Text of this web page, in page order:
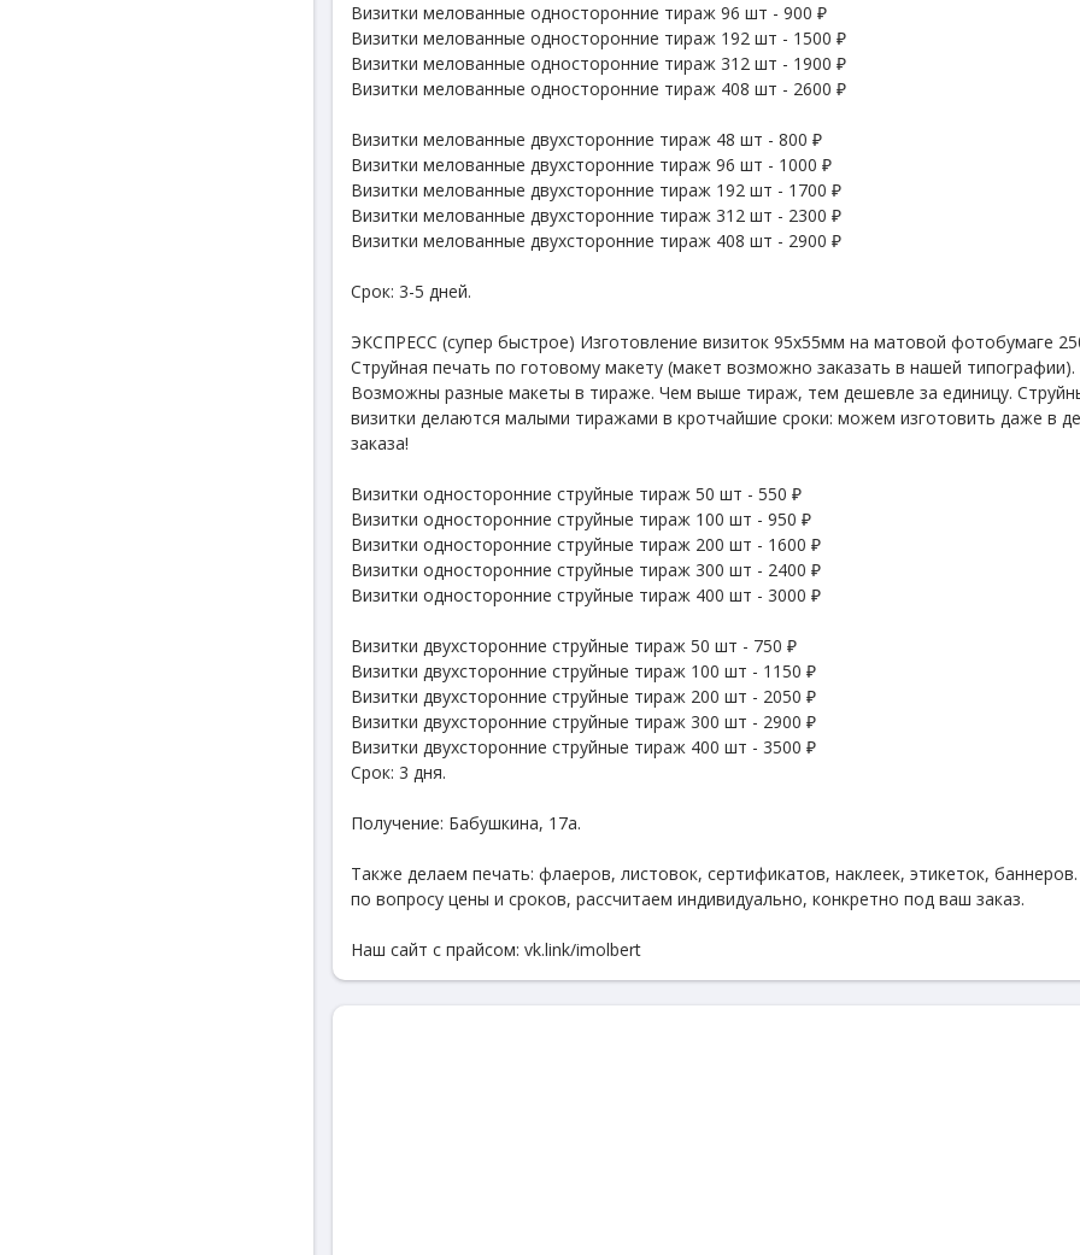
Визитки мелованные односторонние тираж 96 шт - 900 ₽
Визитки мелованные односторонние тираж 192 шт - 1500 ₽
Визитки мелованные односторонние тираж 312 шт - 1900 ₽
Визитки мелованные односторонние тираж 408 шт - 2600 ₽
Визитки мелованные двухсторонние тираж 48 шт - 800 ₽
Визитки мелованные двухсторонние тираж 96 шт - 1000 ₽
Визитки мелованные двухсторонние тираж 192 шт - 1700 ₽
Визитки мелованные двухсторонние тираж 312 шт - 2300 ₽
Визитки мелованные двухсторонние тираж 408 шт - 2900 ₽
Срок: 3-5 дней.
ЭКСПРЕСС (супер быстрое) Изготовление визиток 95х55мм на матовой фотобумаге
Струйная печать по готовому макету (макет возможно заказать в нашей типографии).
Возможны разные макеты в тираже. Чем выше тираж, тем дешевле за единицу.
визитки делаются малыми тиражами в кротчайшие сроки: можем изготовить даже в
заказа!
Визитки односторонние струйные тираж 50 шт - 550 ₽
Визитки односторонние струйные тираж 100 шт - 950 ₽
Визитки односторонние струйные тираж 200 шт - 1600 ₽
Визитки односторонние струйные тираж 300 шт - 2400 ₽
Визитки односторонние струйные тираж 400 шт - 3000 ₽
Визитки двухсторонние струйные тираж 50 шт - 750 ₽
Визитки двухсторонние струйные тираж 100 шт - 1150 ₽
Визитки двухсторонние струйные тираж 200 шт - 2050 ₽
Визитки двухсторонние струйные тираж 300 шт - 2900 ₽
Визитки двухсторонние струйные тираж 400 шт - 3500 ₽
Срок: 3 дня.
Получение: Бабушкина, 17а.
Также делаем печать: флаеров, листовок, сертификатов, наклеек, этикеток,
по вопросу цены и сроков, рассчитаем индивидуально, конкретно под ваш заказ.
Наш сайт с прайсом: vk.link/imolbert